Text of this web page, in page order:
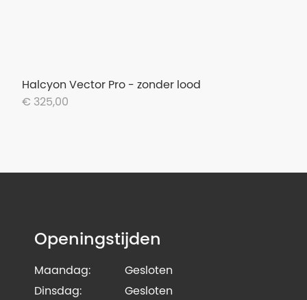
Halcyon Vector Pro - zonder lood
€ 325,00
Openingstijden
Maandag:
Gesloten
Dinsdag:
Gesloten